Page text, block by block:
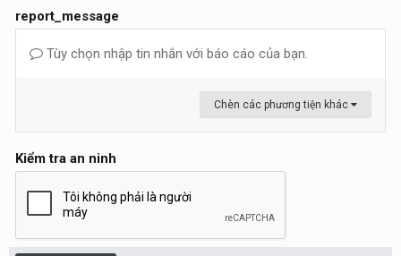
report_message
Tùy chọn nhập tin nhắn với báo cáo của bạn.
Chèn các phương tiện khác
Kiểm tra an ninh